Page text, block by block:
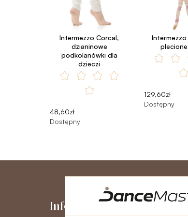
Intermezzo Corcal,
dzianinowe
podkolanówki dla
dzieczi
48,60zł
Dostępny
Intermezzo
129,60zł
Dostępny
Informacje